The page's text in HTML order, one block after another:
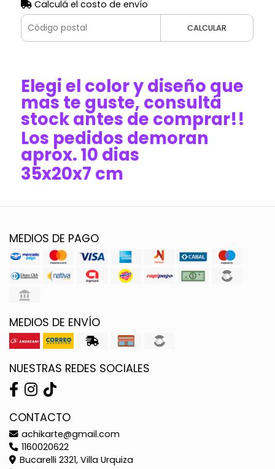
Calculá el costo de envío
CALCULAR
Elegi el color y diseño que
mas te guste, consultá
stock antes de comprar!!
Los pedidos demoran
aprox. 10 dias
35x20x7 cm
MEDIOS DE PAGO
MEDIOS DE ENVÍO
NUESTRAS REDES SOCIALES
CONTACTO
achikarte@gmail.com
1160020622
Bucarelli 2321, Villa Urquiza